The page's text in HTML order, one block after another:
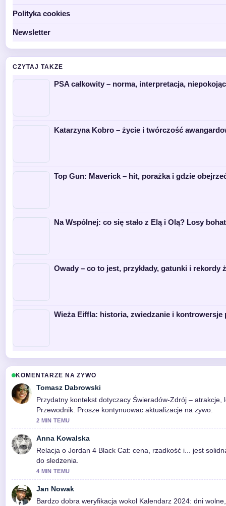
Polityka cookies
Newsletter
CZYTAJ TAKZE
PSA całkowity – norma, interpretacja,
Katarzyna Kobro – życie i twórczość
Top Gun: Maverick – hit, porażka i gdzie
Na Wspólnej: co się stało z Elą i Olą? Losy
Owady – co to jest, przykłady, gatunki i rekordy
Wieża Eiffla: historia, zwiedzanie i kontrowersje
KOMENTARZE NA ZYWO
Tomasz Dabrowski
Przydatny kontekst dotyczacy Świeradów-Zdrój – atrakcje,
Przewodnik. Prosze kontynuowac aktualizacje na zywo.
2 MIN TEMU
Anna Kowalska
Relacja o Jordan 4 Black Cat: cena, rzadkość i... jest
do sledzenia.
4 MIN TEMU
Jan Nowak
Bardzo dobra weryfikacja wokol Kalendarz 2024: dni